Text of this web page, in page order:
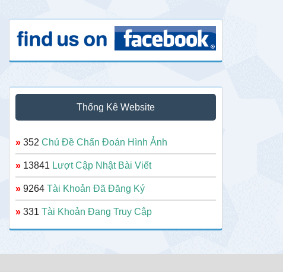
Thống Kê Website
» 352 Chủ Đề Chẩn Đoán Hình Ảnh
» 13841 Lượt Cập Nhật Bài Viết
» 9264 Tài Khoản Đã Đăng Ký
» 331 Tài Khoản Đang Truy Cập